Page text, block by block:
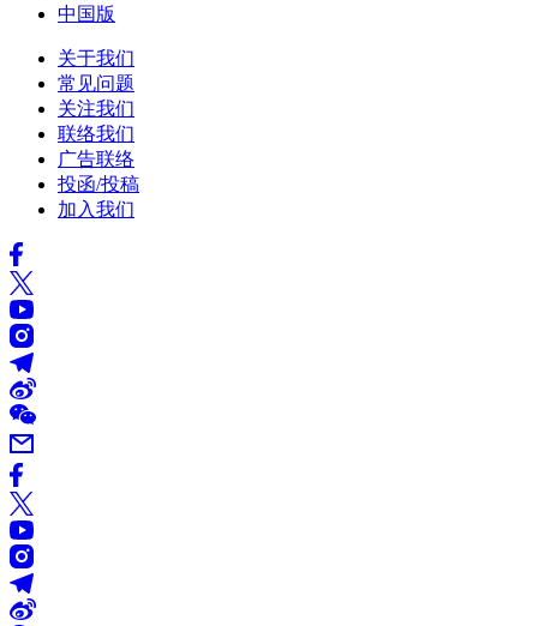
中国版
关于我们
常见问题
关注我们
联络我们
广告联络
投函/投稿
加入我们